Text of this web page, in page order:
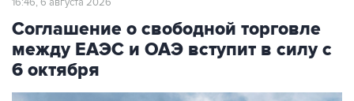
Соглашение о свободной торговле
между ЕАЭС и ОАЭ вступит в силу с
6 октября